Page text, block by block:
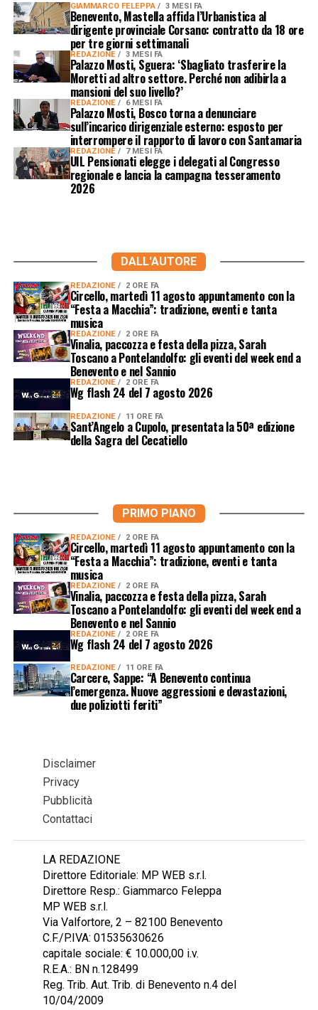
GIAMMARCO FELEPPA 3 MESI FA
Benevento, Mastella affida l’Urbanistica al
dirigente provinciale Corsano: contratto da 18 ore
per tre giorni settimanali
REDAZIONE 3 MESI FA
Palazzo Mosti, Sguera: ‘Sbagliato trasferire la
Moretti ad altro settore. Perché non adibirla a
mansioni del suo livello?’
REDAZIONE 6 MESI FA
Palazzo Mosti, Bosco torna a denunciare
sull’incarico dirigenziale esterno: esposto per
interrompere il rapporto di lavoro con Santamaria
REDAZIONE 7 MESI FA
UIL Pensionati elegge i delegati al Congresso
regionale e lancia la campagna tesseramento
2026
DALL'AUTORE
REDAZIONE 2 ORE FA
Circello, martedì 11 agosto appuntamento con la
“Festa a Macchia”: tradizione, eventi e tanta
musica
REDAZIONE 2 ORE FA
Vinalia, paccozza e festa della pizza, Sarah
Toscano a Pontelandolfo: gli eventi del week end a
Benevento e nel Sannio
REDAZIONE 2 ORE FA
Wg flash 24 del 7 agosto 2026
REDAZIONE 11 ORE FA
Sant’Angelo a Cupolo, presentata la 50ª edizione
della Sagra del Cecatiello
PRIMO PIANO
REDAZIONE 2 ORE FA
Circello, martedì 11 agosto appuntamento con la
“Festa a Macchia”: tradizione, eventi e tanta
musica
REDAZIONE 2 ORE FA
Vinalia, paccozza e festa della pizza, Sarah
Toscano a Pontelandolfo: gli eventi del week end a
Benevento e nel Sannio
REDAZIONE 2 ORE FA
Wg flash 24 del 7 agosto 2026
REDAZIONE 11 ORE FA
Carcere, Sappe: “A Benevento continua
l’emergenza. Nuove aggressioni e devastazioni,
due poliziotti feriti”
Disclaimer
Privacy
Pubblicità
Contattaci
LA REDAZIONE
Direttore Editoriale: MP WEB s.r.l.
Direttore Resp.: Giammarco Feleppa
MP WEB s.r.l.
Via Valfortore, 2 – 82100 Benevento
C.F./P.IVA: 01535630626
capitale sociale: € 10.000,00 i.v.
R.E.A.: BN n.128499
Reg. Trib. Aut. Trib. di Benevento n.4 del
10/04/2009